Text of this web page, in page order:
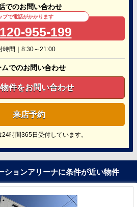
でのお問い合わせ
プで電話がかかります
955-199
時間｜8:30～21:00
ムでのお問い合わせ
件をお問い合わせ
来店予約
時間365日受付しています。
ションアリーナに条件が近い物件